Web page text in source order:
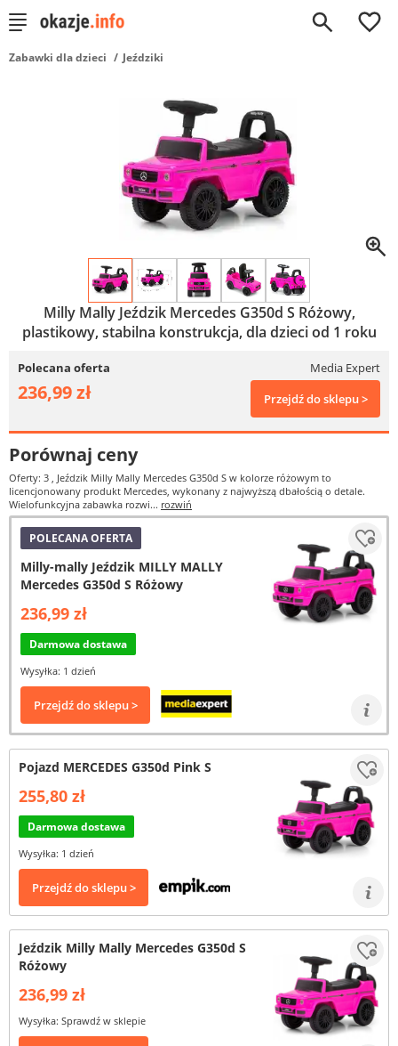
0
Zabawki dla dzieci Jeździki
Milly Mally Jeździk Mercedes G350d S Różowy,
plastikowy, stabilna konstrukcja, dla dzieci od 1 roku
Polecana oferta Media Expert
236,99 zł Przejdź do sklepu >
Porównaj ceny
Oferty: 3 , Jeździk Milly Mally Mercedes G350d S w kolorze różowym to
licencjonowany produkt Mercedes, wykonany z najwyższą dbałością o detale.
Wielofunkcyjna zabawka rozwi... rozwiń
POLECANA OFERTA
Milly-mally Jeździk MILLY MALLY
Mercedes G350d S Różowy
236,99 zł
Darmowa dostawa
Wysyłka: 1 dzień
Przejdź do sklepu >
Pojazd MERCEDES G350d Pink S
255,80 zł
Darmowa dostawa
Wysyłka: 1 dzień
Przejdź do sklepu >
Jeździk Milly Mally Mercedes G350d S
Różowy
236,99 zł
Wysyłka: Sprawdź w sklepie